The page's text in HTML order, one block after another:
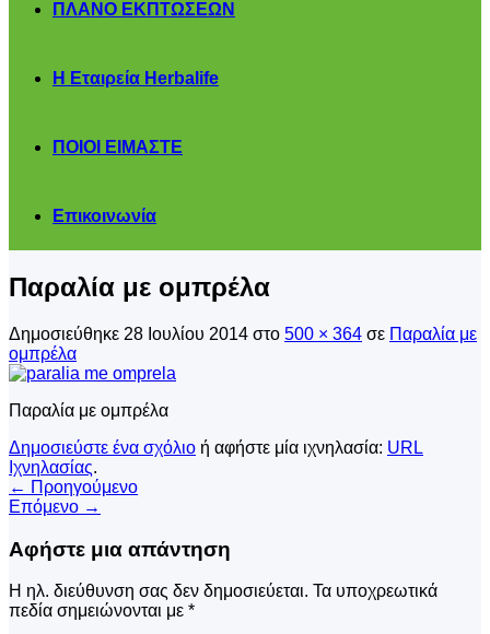
ΠΛΑΝΟ ΕΚΠΤΩΣΕΩΝ
Η Εταιρεία Herbalife
ΠΟΙΟΙ ΕΙΜΑΣΤΕ
Επικοινωνία
Παραλία με ομπρέλα
Δημοσιεύθηκε 28 Ιουλίου 2014 στο 500 × 364 σε Παραλία με
ομπρέλα
Παραλία με ομπρέλα
Δημοσιεύστε ένα σχόλιο ή αφήστε μία ιχνηλασία: URL
Ιχνηλασίας.
← Προηγούμενο
Επόμενο →
Αφήστε μια απάντηση
Η ηλ. διεύθυνση σας δεν δημοσιεύεται. Τα υποχρεωτικά
πεδία σημειώνονται με *